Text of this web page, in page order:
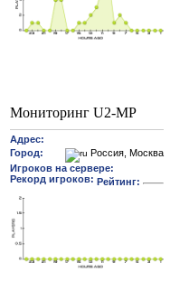
Мониторинг U2-MP